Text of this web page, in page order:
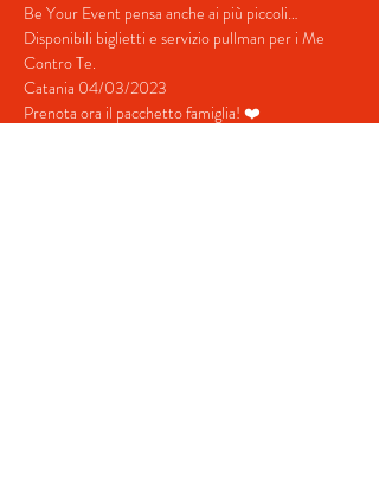
Be Your Event pensa anche ai più piccoli…
Disponibili biglietti e servizio pullman per i Me
Contro Te.
Catania 04/03/2023
Prenota ora il pacchetto famiglia! ❤️